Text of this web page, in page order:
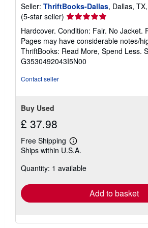
Seller: ThriftBooks-Dallas, Dallas,
(5-star seller) Seller
rating
5
out
of
5
Hardcover. Condition: Fair. No Jacket.
Pages may have considerable notes/
ThriftBooks: Read More, Spend Less.
G3530492043I5N00
Contact seller
Buy Used
£ 37.98
Free Shipping
Learn
more
shipping
Ships within U.S.A.
Quantity: 1 available
Add to basket